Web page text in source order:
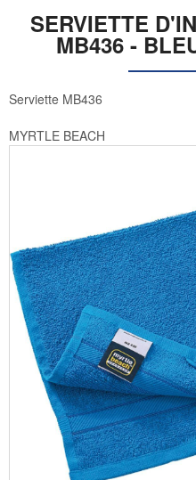
SERVIETTE
MB436 -
Serviette MB436
MYRTLE BEACH